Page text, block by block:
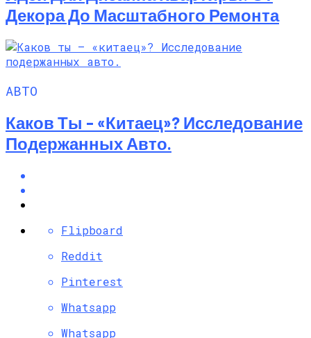
Декора До Масштабного Ремонта
АВТО
Каков Ты – «китаец»? Исследование
Подержанных Авто.
Flipboard
Reddit
Pinterest
Whatsapp
Whatsapp